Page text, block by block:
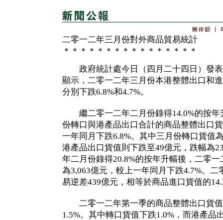
二零一二年三月份對外商品貿易統計
＊＊＊＊＊＊＊＊＊＊＊＊＊＊＊＊
政府統計處今日（四月二十四日）發表
顯示，二零一二年三月份本港整體出口和
分別下跌6.8%和4.7%。
繼二零一二年二月份錄得14.0%的按年
份轉口與港產品出口合計的商品整體出口
一年同月下跌6.8%。其中三月份轉口貨值
港產品出口貨值則下跌至49億元，跌幅為
年二月份錄得20.8%的按年升幅後，二零
為3,063億元，較上一年同月下跌4.7%。
易逆差439億元，相等於商品進口貨值的
二零一二年第一季的商品整體出口貨值
1.5%。其中轉口貨值下跌1.0%，而港產品